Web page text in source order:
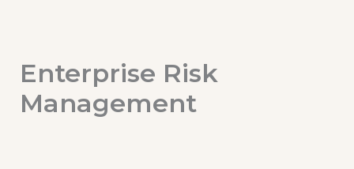
Enterprise Risk
Management